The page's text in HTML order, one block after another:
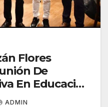
Flores
De
En Educación
ADMIN